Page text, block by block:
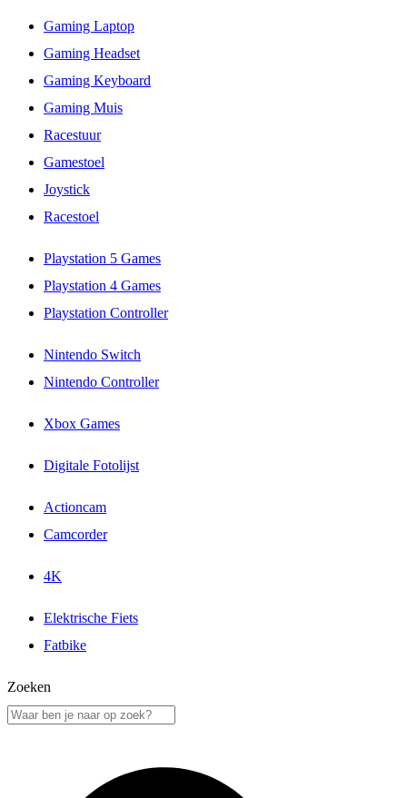
Gaming Laptop
Gaming Headset
Gaming Keyboard
Gaming Muis
Racestuur
Gamestoel
Joystick
Racestoel
Playstation 5 Games
Playstation 4 Games
Playstation Controller
Nintendo Switch
Nintendo Controller
Xbox Games
Digitale Fotolijst
Actioncam
Camcorder
4K
Elektrische Fiets
Fatbike
Zoeken